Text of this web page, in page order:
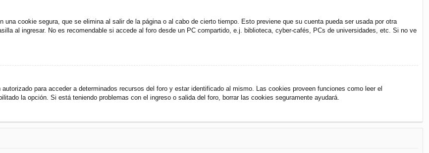
cookie segura, que se elimina al salir de la página o al cabo de cierto tiempo. Esto previene que su cuenta pueda ser usada por otra
al ingresar. No es recomendable si accede al foro desde un PC compartido, e.j. biblioteca, cyber-cafés, PCs de universidades, etc. Si no ve
para acceder a determinados recursos del foro y estar identificado al mismo. Las cookies proveen funciones como leer el
la opción. Si está teniendo problemas con el ingreso o salida del foro, borrar las cookies seguramente ayudará.